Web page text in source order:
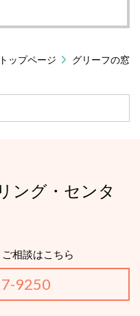
トップページ グリーフの窓
ング・センタ
相談はこちら
9250